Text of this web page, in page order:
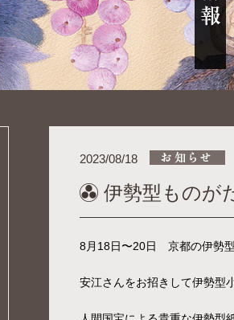
2023/08/18
伊勢型ものが
8月18日〜20日 京都の伊勢
安江さんをお招きして伊勢型